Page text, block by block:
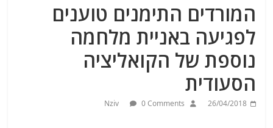
המורדים התימנים טוענים
לפגיעה באניית מלחמה
נוספת של הקואליציה
הסעודית
26/04/2018
Nziv 0 Comments